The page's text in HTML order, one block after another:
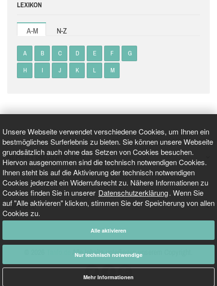
Unsere Webseite verwendet verschiedene Cookies, um Ihnen ein
bestmögliches Surferlebnis zu bieten. Sie können unsere Webseite
grundsätzlich auch ohne das Setzen von Cookies besuchen.
Hiervon ausgenommen sind die technisch notwendigen Cookies.
Ihnen steht bis auf die Aktivierung der technisch notwendigen
Cookies jederzeit ein Widerrufsrecht zu. Nähere Informationen zu
Cookies finden Sie in unserer Datenschutzerklärung. Wenn Sie
auf "Alle aktivieren" klicken, stimmen Sie der Speicherung von allen
Cookies zu.
Alle aktivieren
Nur technisch notwendige
Mehr Informationen
LEXIKON
A-M N-Z
A B C D E F G
H I J K L M
GEPRÜFT UND ZERTIFIZIERT
AKTUELLE NACHRICHTEN
TARIFO.DE
Alle Inhalte unterliegen unserem Copyright.